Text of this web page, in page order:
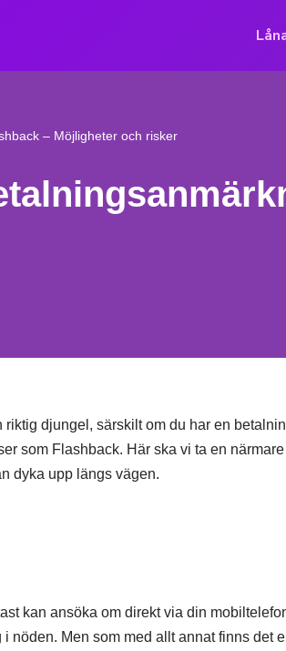
– Möjligheter och risker
djungel, särskilt om du har en
som Flashback. Här ska vi ta en
dyka upp längs vägen.
kan ansöka om direkt via din
nöden. Men som med allt annat finns det